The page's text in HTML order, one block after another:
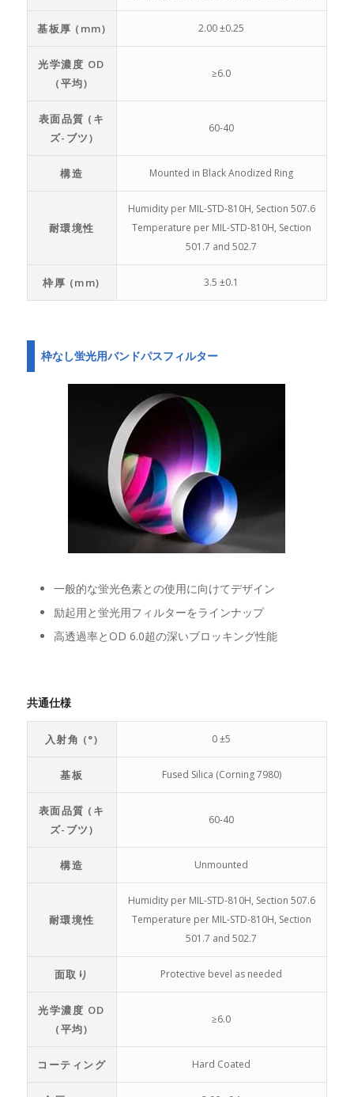
基板厚 (mm) 2.00 ±0.25
光学濃度 OD
(平均)
≥6.0
表面品質 (キ
ズ-ブツ)
60-40
構造 Mounted in Black Anodized Ring
耐環境性
Humidity per MIL-STD-810H, Section 507.6
Temperature per MIL-STD-810H, Section
501.7 and 502.7
枠厚 (mm) 3.5 ±0.1
枠なし蛍光用バンドパスフィルター
一般的な蛍光色素との使用に向けてデザイン
励起用と蛍光用フィルターをラインナップ
高透過率とOD 6.0超の深いブロッキング性能
共通仕様
入射角 (°) 0 ±5
基板 Fused Silica (Corning 7980)
表面品質 (キ
ズ-ブツ)
60-40
構造 Unmounted
耐環境性
Humidity per MIL-STD-810H, Section 507.6
Temperature per MIL-STD-810H, Section
501.7 and 502.7
面取り Protective bevel as needed
光学濃度 OD
(平均)
≥6.0
コーティング Hard Coated